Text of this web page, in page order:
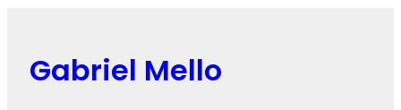
Gabriel Mello